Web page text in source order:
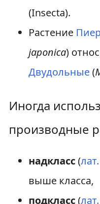
(Insecta).
Растение
japonica)
Двудольные(
Иногда
производные
надкласс(лат.
выше класса,
подкласс(лат.